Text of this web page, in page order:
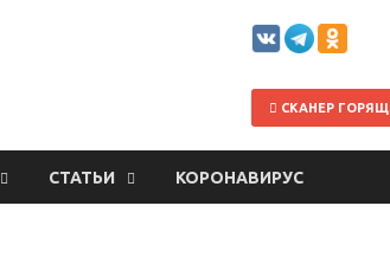
СКАНЕР
СТАТЬИ КОРОНАВИРУС